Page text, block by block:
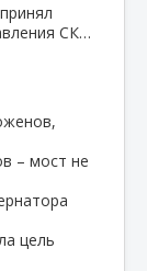
СК…
цель